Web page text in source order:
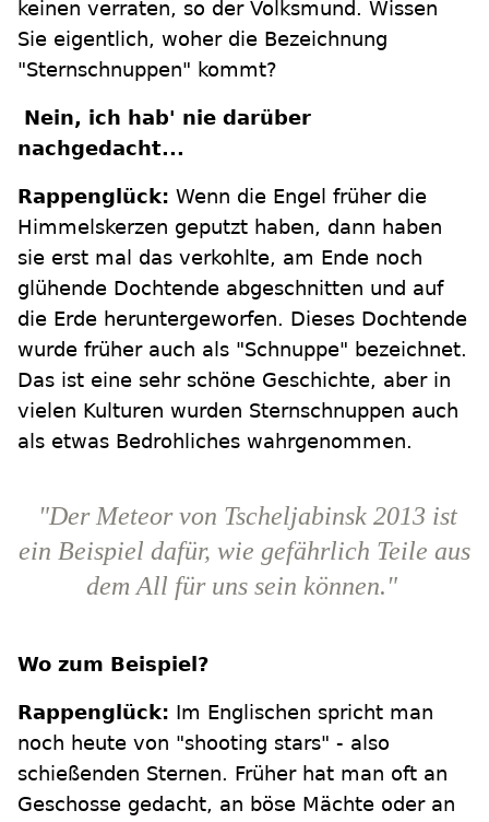
keinen verraten, so der Volksmund. Wissen
Sie eigentlich, woher die Bezeichnung
"Sternschnuppen" kommt?
Nein, ich hab' nie darüber
nachgedacht...
Rappenglück: Wenn die Engel früher die
Himmelskerzen geputzt haben, dann haben
sie erst mal das verkohlte, am Ende noch
glühende Dochtende abgeschnitten und auf
die Erde heruntergeworfen. Dieses Dochtende
wurde früher auch als "Schnuppe" bezeichnet.
Das ist eine sehr schöne Geschichte, aber in
vielen Kulturen wurden Sternschnuppen auch
als etwas Bedrohliches wahrgenommen.
"Der Meteor von Tscheljabinsk 2013 ist
ein Beispiel dafür, wie gefährlich Teile aus
dem All für uns sein können."
Wo zum Beispiel?
Rappenglück: Im Englischen spricht man
noch heute von "shooting stars" - also
schießenden Sternen. Früher hat man oft an
Geschosse gedacht, an böse Mächte oder an